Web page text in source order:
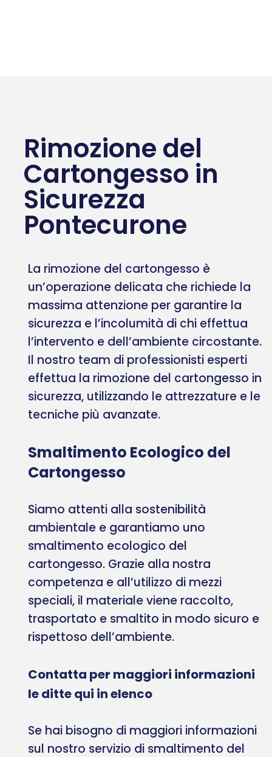
Rimozione del
Cartongesso in
Sicurezza
Pontecurone
La rimozione del cartongesso è
un’operazione delicata che richiede la
massima attenzione per garantire la
sicurezza e l’incolumità di chi effettua
l’intervento e dell’ambiente circostante.
Il nostro team di professionisti esperti
effettua la rimozione del cartongesso in
sicurezza, utilizzando le attrezzature e le
tecniche più avanzate.
Smaltimento Ecologico del
Cartongesso
Siamo attenti alla sostenibilità
ambientale e garantiamo uno
smaltimento ecologico del
cartongesso. Grazie alla nostra
competenza e all’utilizzo di mezzi
speciali, il materiale viene raccolto,
trasportato e smaltito in modo sicuro e
rispettoso dell’ambiente.
Contatta per maggiori informazioni
le ditte qui in elenco
Se hai bisogno di maggiori informazioni
sul nostro servizio di smaltimento del